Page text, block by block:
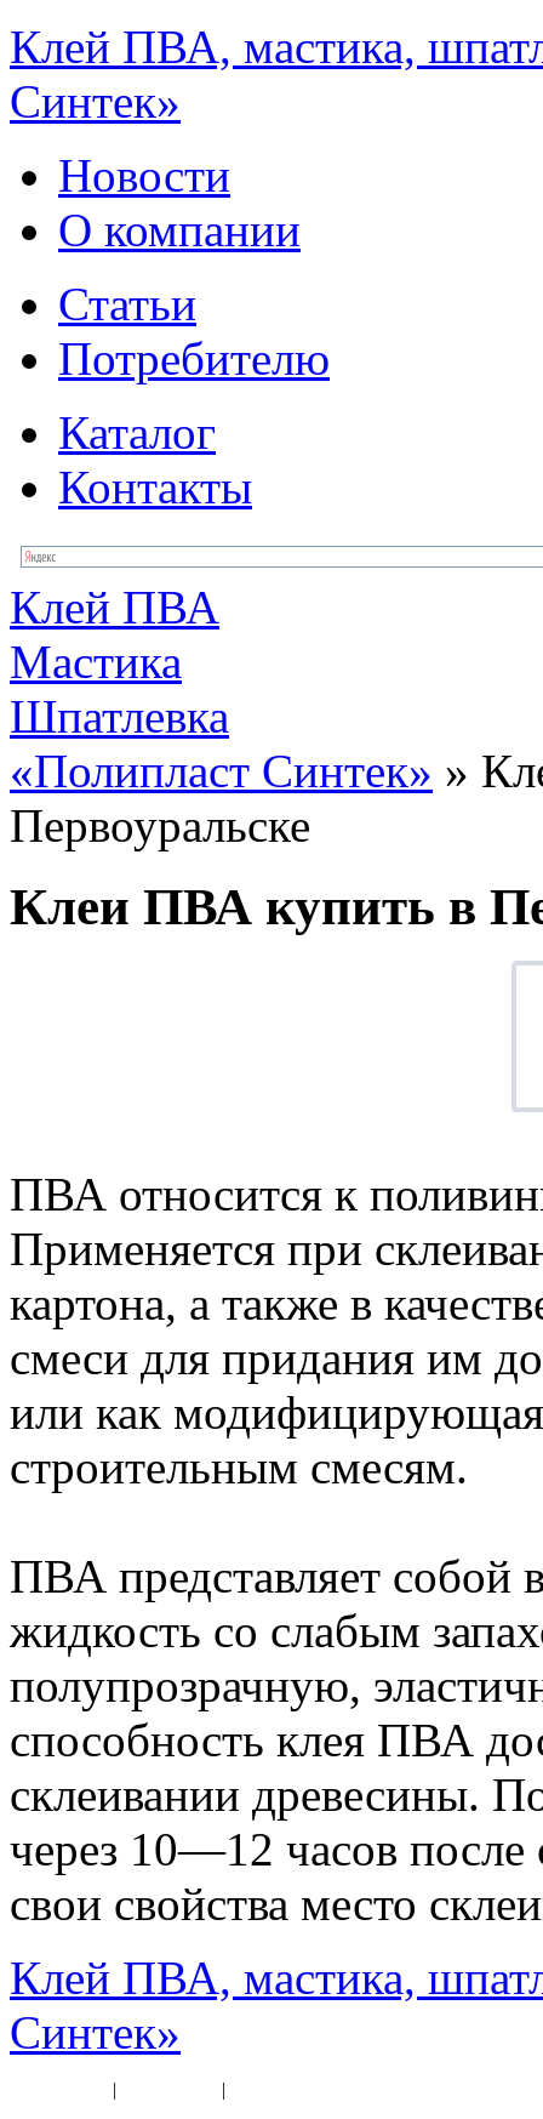
Клей ПВА, мастика,
Синтек»
Новости
О компании
Статьи
Потребителю
Каталог
Контакты
Клей ПВА
Мастика
Шпатлевка
«Полипласт Синтек» »
Первоуральске
Клеи ПВА купить в
ПВА относится к
Применяется при
картона, а также в
смеси для придания им
или как
строительным смесям.
ПВА представляет собой
жидкость со слабым
полупрозрачную,
способность клея ПВА
склеивании древесины.
через 10—12 часов после
свои свойства место
Клей ПВА, мастика,
Синтек»
| |